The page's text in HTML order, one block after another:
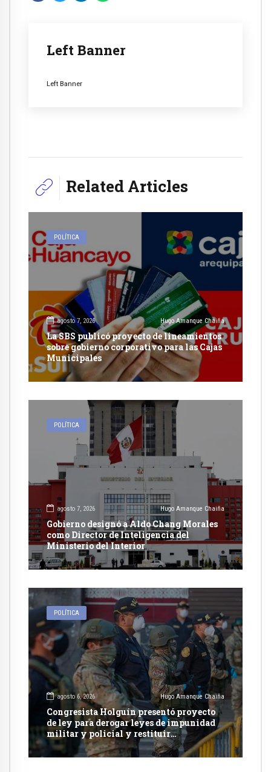
Left Banner
Left Banner
Related Articles
POLÍTICA
agosto 7, 2026 Hugo Amanque Chaiña
La SBS publicó proyecto de lineamientos
sobre gobierno corporativo para las Cajas
Municipales
POLÍTICA
agosto 7, 2026 Hugo Amanque Chaiña
Gobierno designó a Aldo Chang Morales
como Director de Inteligencia del
Ministerio del Interior
POLÍTICA
agosto 6, 2026 Hugo Amanque Chaiña
Congresista Holguín presentó proyecto
de ley para derogar leyes de impunidad
militar y policial y restituir
competencia de justicia ordinaria